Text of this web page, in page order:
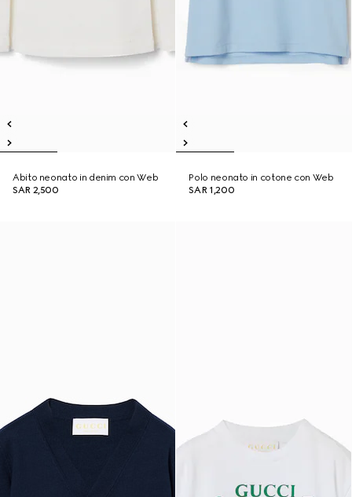
Abito neonato in denim con Web
SAR 2,500
Polo neonato in cotone con Web
SAR 1,200